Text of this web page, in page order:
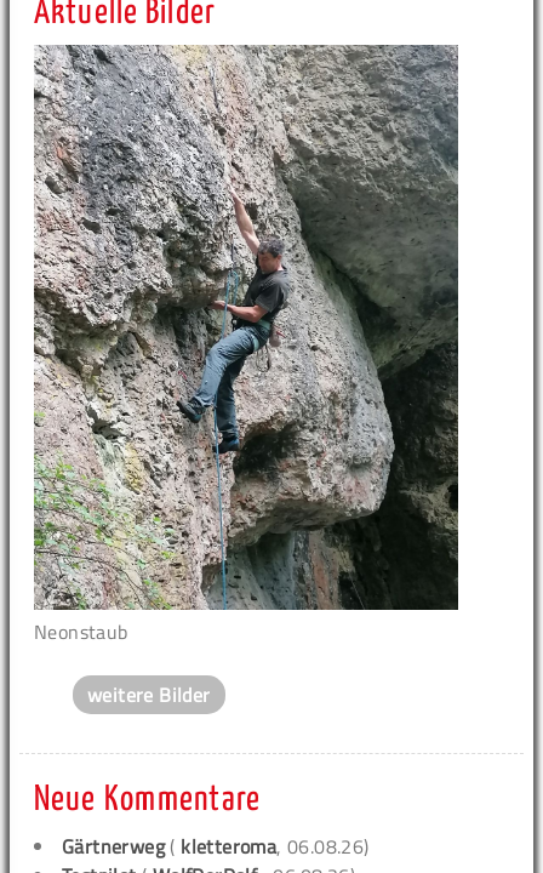
Aktuelle Bilder
Neonstaub
weitere Bilder
Neue Kommentare
Gärtnerweg( kletteroma, 06.08.26)